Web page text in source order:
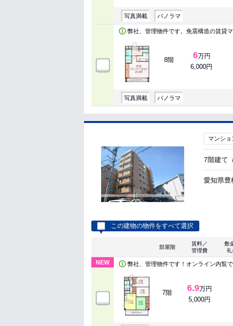
写真満載 パノラマ
弊社、管理物件です。免震構造の賃貸マ
8階 6万円
6,000円
写真満載 パノラマ
マンショ
7階建て
愛知県豊
この建物の物件をすべて選択
部屋階
賃料／
管理費
敷
礼
NEW 弊社、管理物件です！オンライン内覧で
7階 6.9万円
5,000円